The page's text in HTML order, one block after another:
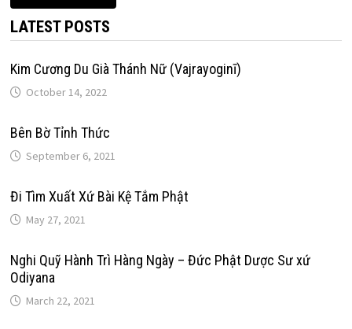
LATEST POSTS
Kim Cương Du Già Thánh Nữ (Vajrayoginī)
October 14, 2022
Bên Bờ Tỉnh Thức
September 6, 2021
Đi Tìm Xuất Xứ Bài Kệ Tắm Phật
May 27, 2021
Nghi Quỹ Hành Trì Hàng Ngày – Đức Phật Dược Sư xứ
Odiyana
March 22, 2021